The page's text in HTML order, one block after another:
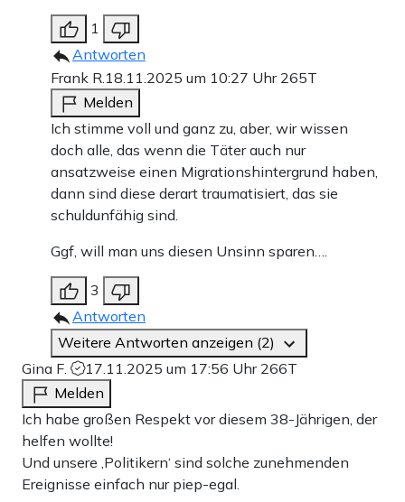
1
Antworten
Frank R.18.11.2025 um 10:27 Uhr 265T
Melden
Ich stimme voll und ganz zu, aber, wir wissen
doch alle, das wenn die Täter auch nur
ansatzweise einen Migrationshintergrund haben,
dann sind diese derart traumatisiert, das sie
schuldunfähig sind.
Ggf, will man uns diesen Unsinn sparen….
3
Antworten
Weitere Antworten anzeigen (2)
Gina F.
17.11.2025 um 17:56 Uhr 266T
Melden
Ich habe großen Respekt vor diesem 38-Jährigen, der
helfen wollte!
Und unsere ‚Politikern‘ sind solche zunehmenden
Ereignisse einfach nur piep-egal.